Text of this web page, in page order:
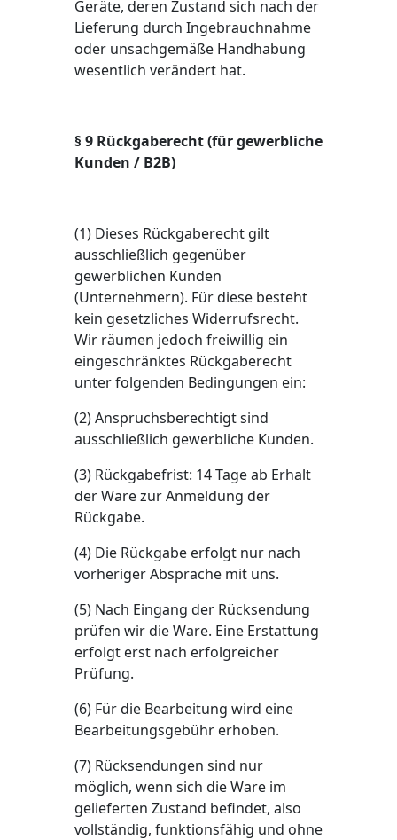
Geräte, deren Zustand sich nach der
Lieferung durch Ingebrauchnahme
oder unsachgemäße Handhabung
wesentlich verändert hat.
§ 9 Rückgaberecht (für gewerbliche
Kunden / B2B)
(1) Dieses Rückgaberecht gilt
ausschließlich gegenüber
gewerblichen Kunden
(Unternehmern). Für diese besteht
kein gesetzliches Widerrufsrecht.
Wir räumen jedoch freiwillig ein
eingeschränktes Rückgaberecht
unter folgenden Bedingungen ein:
(2) Anspruchsberechtigt sind
ausschließlich gewerbliche Kunden.
(3) Rückgabefrist: 14 Tage ab Erhalt
der Ware zur Anmeldung der
Rückgabe.
(4) Die Rückgabe erfolgt nur nach
vorheriger Absprache mit uns.
(5) Nach Eingang der Rücksendung
prüfen wir die Ware. Eine Erstattung
erfolgt erst nach erfolgreicher
Prüfung.
(6) Für die Bearbeitung wird eine
Bearbeitungsgebühr erhoben.
(7) Rücksendungen sind nur
möglich, wenn sich die Ware im
gelieferten Zustand befindet, also
vollständig, funktionsfähig und ohne